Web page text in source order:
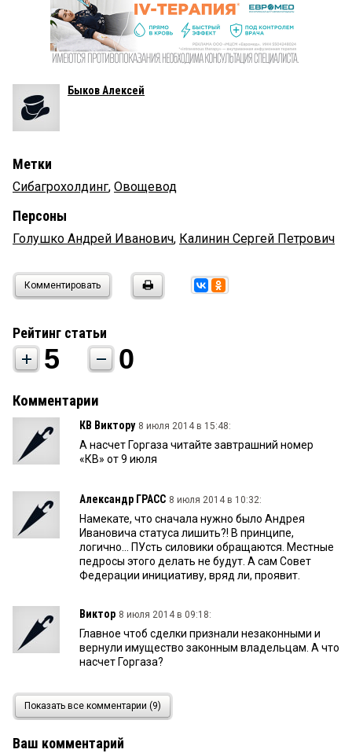
Быков Алексей
Метки
Сибагрохолдинг, Овощевод
Персоны
Голушко Андрей Иванович, Калинин Сергей Петрович
Комментировать
Рейтинг статьи
5 0
Комментарии
КВ Виктору 8 июля 2014 в 15:48:
А насчет Горгаза читайте завтрашний номер
«КВ» от 9 июля
Александр ГРАСС 8 июля 2014 в 10:32:
Намекате, что сначала нужно было Андрея
Ивановича статуса лишить?! В принципе,
логично... ПУсть силовики обращаются. Местные
педросы этого делать не будут. А сам Совет
Федерации инициативу, вряд ли, проявит.
Виктор 8 июля 2014 в 09:18:
Главное чтоб сделки признали незаконными и
вернули имущество законным владельцам. А что
насчет Горгаза?
Наля 4 июля 2014 в 14:01:
Андрей Иваныч, Игорь Михалыч, залогинтесь
правильно)
Показать все комментарии (9)
Ваш комментарий